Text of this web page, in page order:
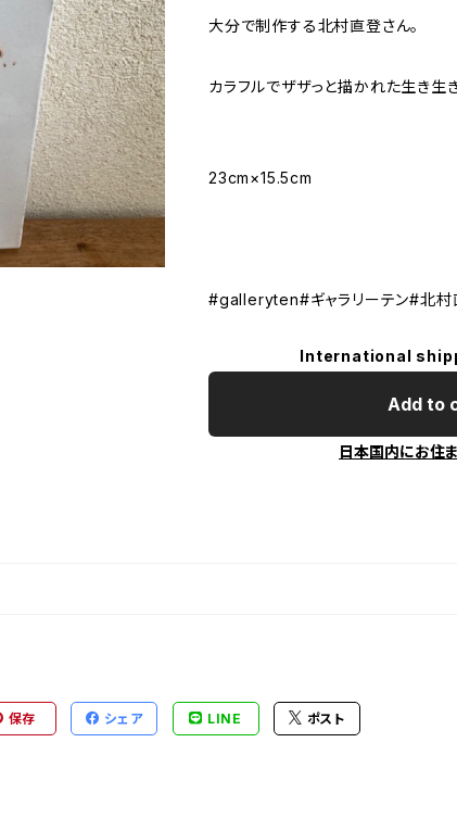
大分で制作する北村直登さん。
カラフルでザザっと描かれた生き生
23cm×15.5cm
#galleryten#ギャラリーテン#北村
International
Add to
日本国内にお住
保存 シェア LINE ポスト